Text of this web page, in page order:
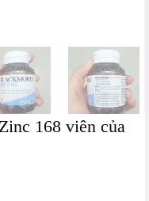
168 viên của